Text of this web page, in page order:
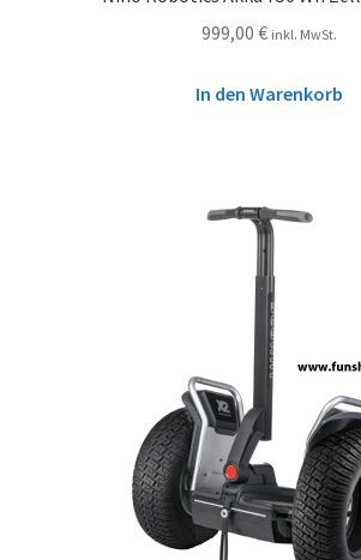
999,00 € inkl. MwSt.
In den Warenkorb